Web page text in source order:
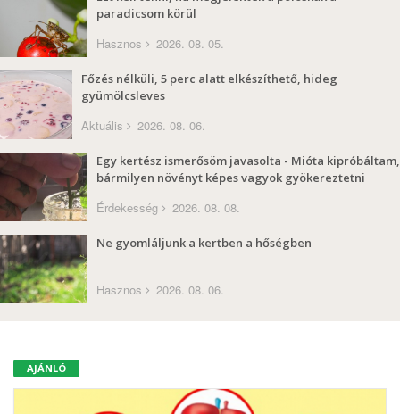
paradicsom körül
Hasznos 2026. 08. 05.
Főzés nélküli, 5 perc alatt elkészíthető, hideg
gyümölcsleves
Aktuális 2026. 08. 06.
Egy kertész ismerősöm javasolta - Mióta kipróbáltam,
bármilyen növényt képes vagyok gyökereztetni
Érdekesség 2026. 08. 08.
Ne gyomláljunk a kertben a hőségben
Hasznos 2026. 08. 06.
AJÁNLÓ